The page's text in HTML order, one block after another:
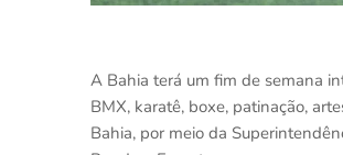
A Bahia terá um fim de semana
BMX, karatê, boxe, patinação,
Bahia, por meio da